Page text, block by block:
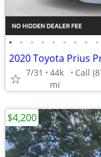
• • • • • • • • •
2020 Toyota Prius
7/31
44k
mi
$4,200